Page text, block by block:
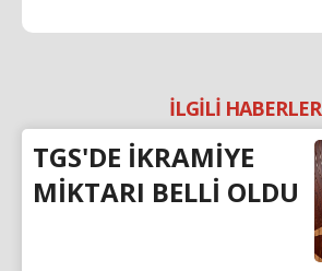
İLGİLİ HABERLER
TGS'DE İKRAMİYE
MİKTARI BELLİ OLDU